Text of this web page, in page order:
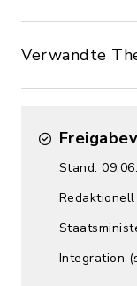
Verwandte
Stand:
Integration